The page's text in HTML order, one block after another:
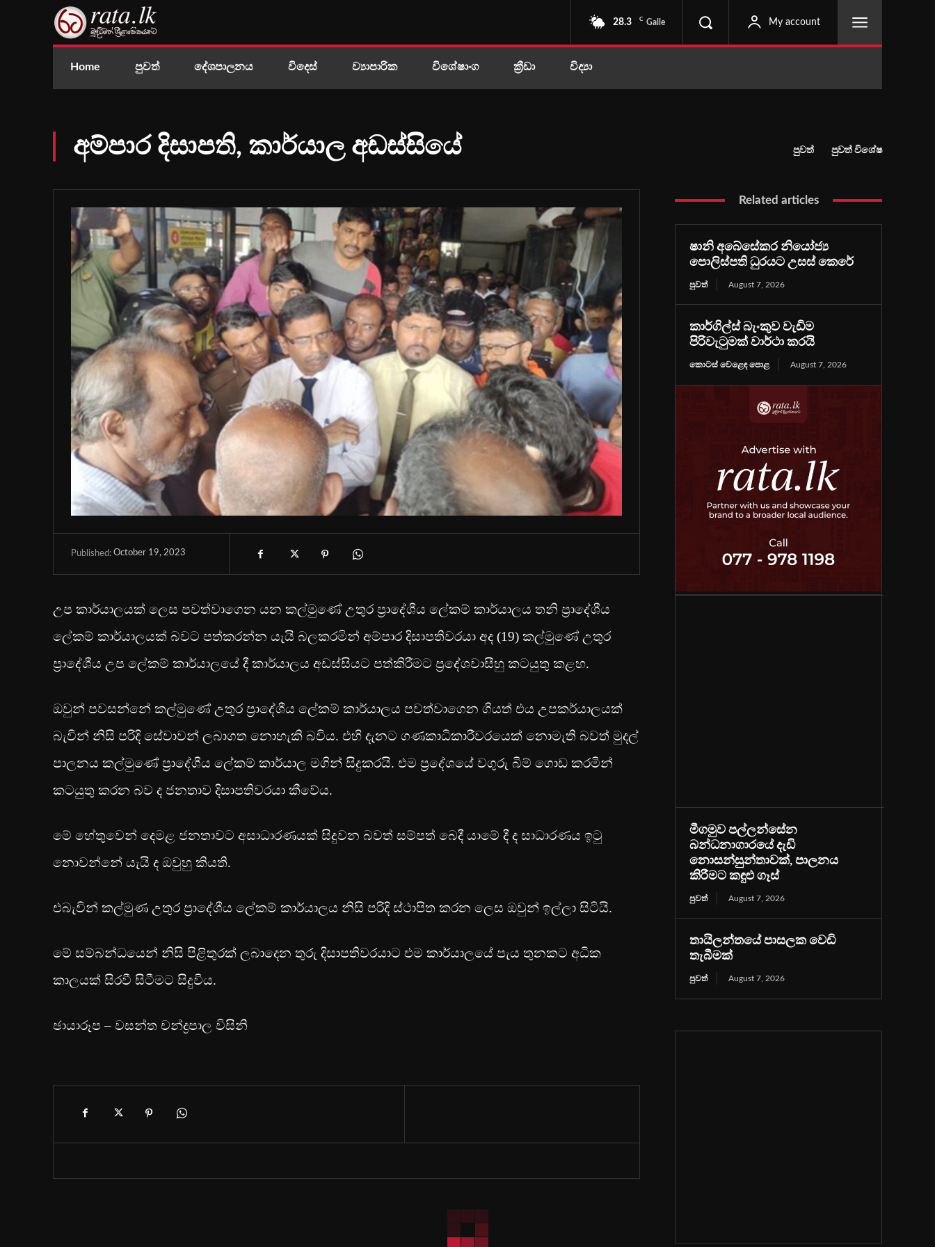
28.3 C Galle My account
Home පුවත් දේශපාලනය විදෙස් ව්‍යාපාරික විශේෂාංග ක්‍රීඩා විද්‍යා
අම්පාර දිසාපති, කාර්යාල අඩස්සියේ පුවත් පුවත් විශේෂ
Published: October 19, 2023
උප කාර්යාලයක් ලෙස පවත්වාගෙන යන කල්මුණේ උතුර ප්‍රාදේශීය ලේකම් කාර්යාලය තනි ප්‍රාදේශීය
ලේකම් කාර්යාලයක් බවට පත්කරන්න යැයි බලකරමින් අම්පාර දිසාපතිවරයා අද (19) කල්මුණේ උතුර
ප්‍රාදේශීය උප ලේකම් කාර්යාලයේ දී කාර්යාලය අඩස්සියට පත්කිරීමට ප්‍රදේශවාසීහු කටයුතු කළහ.
ඔවුන් පවසන්නේ කල්මුණේ උතුර ප්‍රාදේශීය ලේකම් කාර්යාලය පවත්වාගෙන ගියත් එය උපකර්යාලයක්
බැවින් නිසි පරිදි සේවාවන් ලබාගත නොහැකි බවිය. එහි දැනට ගණකාධිකාරීවරයෙක් නොමැති බවත් මුදල්
පාලනය කල්මුණේ ප්‍රාදේශීය ලේකම් කාර්යාල මගින් සිදුකරයි. එම ප්‍රදේශයේ වගුරු බිම් ගොඩ කරමින්
කටයුතු කරන බව ද ජනතාව දිසාපතිවරයා කීවේය.
මේ හේතුවෙන් දෙමළ ජනතාවට අසාධාරණයක් සිදුවන බවත් සම්පත් බෙදී යාමේ දී ද සාධාරණය ඉටු
නොවන්නේ යැයි ද ඔවුහු කියති.
එබැවින් කල්මුණ උතුර ප්‍රාදේශීය ලේකම් කාර්යාලය නිසි පරිදි ස්ථාපිත කරන ලෙස ඔවුන් ඉල්ලා සිටියි.
මේ සම්බන්ධයෙන් නිසි පිළිතුරක් ලබාදෙන තුරු දිසාපතිවරයාට එම කාර්යාලයේ පැය තුනකට අධික
කාලයක් සිරවී සිටීමට සිදුවිය.
ඡායාරූප – වසන්ත චන්ද්‍රපාල විසිනි
Related articles
ෂානි අබේසේකර නියෝජ්‍ය
පොලිස්පති ධුරයට උසස් කෙරේ
පුවත් August 7, 2026
කාර්ගිල්ස් බැංකුව වැඩිම
පිරිවැටුමක් වාර්ථා කරයි
කොටස් වෙළෙඳ පොළ August 7, 2026
මීගමුව පල්ලන්සේන
බන්ධනාගාරයේ දැඩි
නොසන්සුන්තාවක්, පාලනය
කිරීමට කඳුළු ගෑස්
පුවත් August 7, 2026
තායිලන්තයේ පාසලක වෙඩි
තැබීමක්
පුවත් August 7, 2026